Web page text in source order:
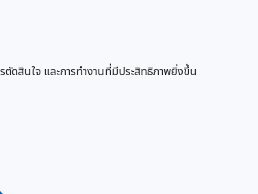
ดสินใจ และการทำงานที่มีประสิทธิภาพยิ่งขึ้น